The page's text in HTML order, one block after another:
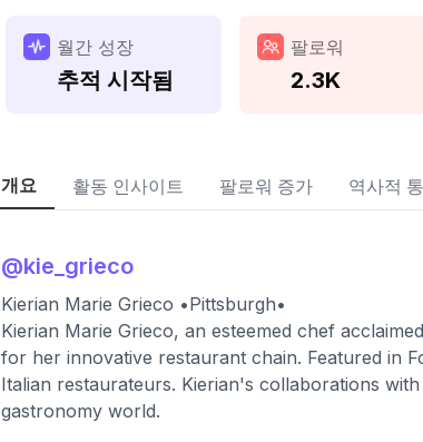
월간 성장
추적 시작됨
팔로워
2.3K
개요 활동 인사이트 팔로워 증가 역사적
@kie_grieco
Kierian Marie Grieco •Pittsburgh•
Kierian Marie Grieco, an esteemed chef
for her innovative restaurant chain. Featured in
Italian restaurateurs. Kierian's collaborations
gastronomy world.